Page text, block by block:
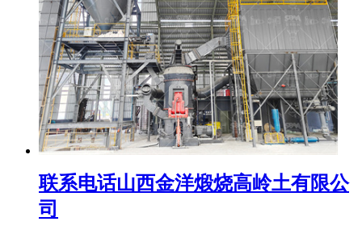
联系电话山西金洋煅烧高岭土有限公
司